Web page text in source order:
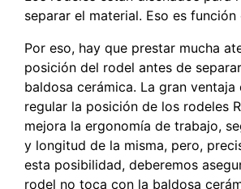
separar el material. Eso es función
Por eso, hay que prestar mucha
posición del rodel antes de
baldosa cerámica. La gran ventaja
regular la posición de los rodeles
mejora la ergonomía de trabajo,
y longitud de la misma, pero,
esta posibilidad, deberemos
rodel no toca con la baldosa